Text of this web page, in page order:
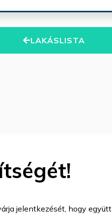
LAKÁSLISTA
jelentkezését, hogy együtt